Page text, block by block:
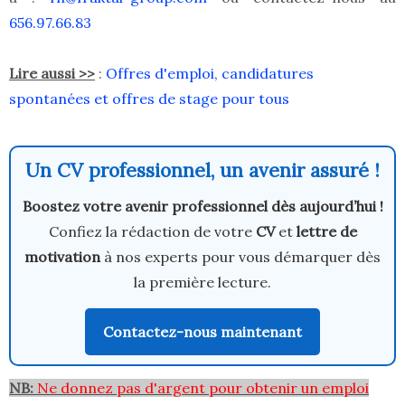
656.97.66.83
Lire aussi >> : Offres d'emploi, candidatures
spontanées et offres de stage pour tous
Un CV professionnel, un avenir assuré !
Boostez votre avenir professionnel dès aujourd’hui !
Confiez la rédaction de votre CVet lettre de
motivationà nos experts pour vous démarquer dès
la première lecture.
Contactez-nous maintenant
NB: Ne donnez pas d'argent pour obtenir un emploi